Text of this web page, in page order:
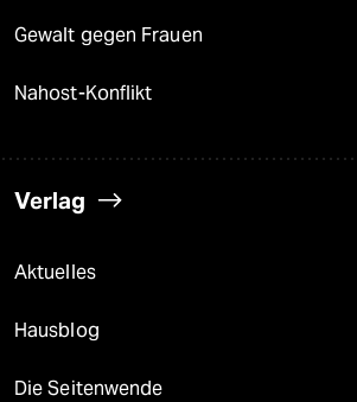
Gewalt gegen Frauen
Nahost-Konflikt
Verlag
Aktuelles
Hausblog
Die Seitenwende